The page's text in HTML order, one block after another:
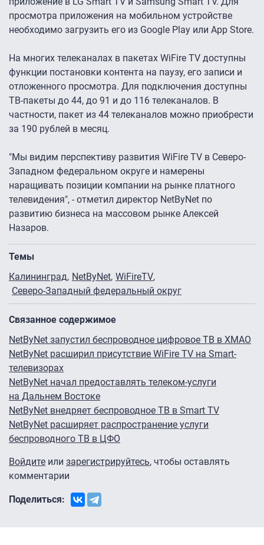
просмотра приложения на мобильном устройстве
необходимо загрузить его из Google Play или App Store.
На многих телеканалах в пакетах WiFire TV доступны
функции постановки контента на паузу, его записи и
отложенного просмотра. Для подключения доступны
ТВ-пакеты до 44, до 91 и до 116 телеканалов. В
частности, пакет из 44 телеканалов можно приобрести
за 190 рублей в месяц.
"Мы видим перспективу развития WiFire TV в Северо-
Западном федеральном округе и намерены
наращивать позиции компании на рынке платного
телевидения", - отметил директор NetByNet по
развитию бизнеса на массовом рынке Алексей
Назаров.
Темы
Калининград NetByNet WiFireTV
Северо-Западный федеральный округ
Связанное содержимое
NetByNet запустил беспроводное цифровое ТВ в ХМАО
NetByNet расширил присутствие WiFire TV на Smart-
телевизорах
NetByNet начал предоставлять телеком-услуги
на Дальнем Востоке
NetByNet внедряет беспроводное ТВ в Smart TV
NetByNet расширяет распространение услуги
беспроводного ТВ в ЦФО
Войдите или зарегистрируйтесь, чтобы оставлять
комментарии
Поделиться: